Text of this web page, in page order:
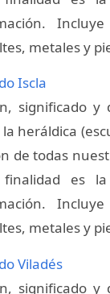
metales y
Iscla
significado y
heráldica
de todas
finalidad es
metales y
Viladés
significado y